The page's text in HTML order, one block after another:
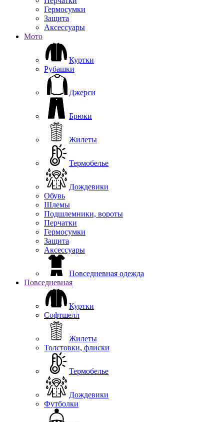
Гермосумки
Защита
Аксессуары
Мото
Куртки
Рубашки
Джерси
Брюки
Жилеты
Термобелье
Дождевики
Обувь
Шлемы
Подшлемники, вороты
Перчатки
Гермосумки
Защита
Аксессуары
Повседневная одежда
Повседневная
Куртки
Софтшелл
Жилеты
Толстовки, флиски
Термобелье
Дождевики
Футболки